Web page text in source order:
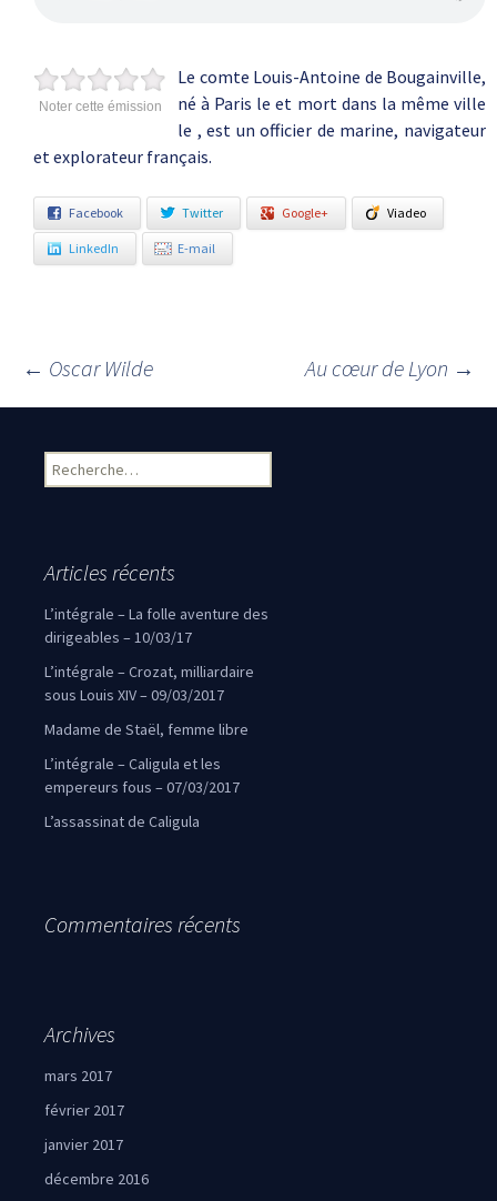
Noter cette émission
Le comte Louis-Antoine de Bougainville,
né à Paris le et mort dans la même ville
le , est un officier de marine, navigateur
et explorateur français.
Facebook Twitter Google+ Viadeo
LinkedIn E-mail
Navigation des articles
← Oscar Wilde Au cœur de Lyon →
Rechercher :
Articles récents
L’intégrale – La folle aventure des
dirigeables – 10/03/17
L’intégrale – Crozat, milliardaire
sous Louis XIV – 09/03/2017
Madame de Staël, femme libre
L’intégrale – Caligula et les
empereurs fous – 07/03/2017
L’assassinat de Caligula
Commentaires récents
Archives
mars 2017
février 2017
janvier 2017
décembre 2016